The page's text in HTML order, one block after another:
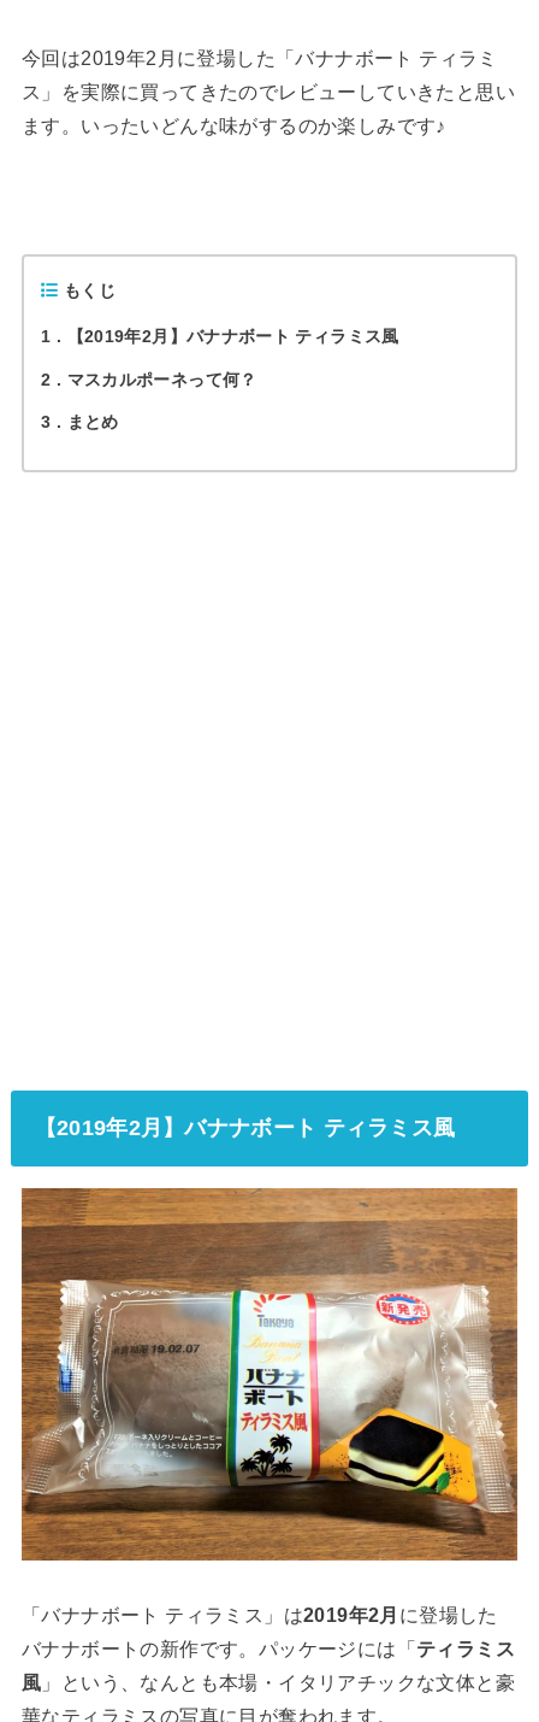
今回は2019年2月に登場した「バナナボート ティラミ
ス」を実際に買ってきたのでレビューしていきたと思い
ます。いったいどんな味がするのか楽しみです♪
もくじ
1 【2019年2月】バナナボート ティラミス風
2 マスカルポーネって何？
3 まとめ
【2019年2月】バナナボート ティラミス風
「バナナボート ティラミス」は2019年2月 に登場した
バナナボートの新作です。パッケージには「 ティラミス
風 」という、なんとも本場・イタリアチックな文体と豪
華なティラミスの写真に目が奪われます。